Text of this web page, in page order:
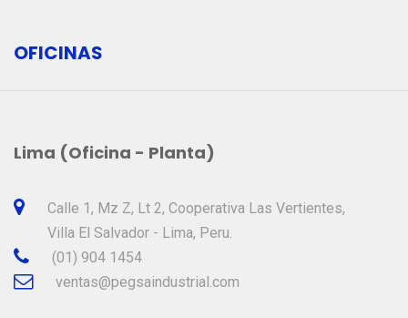
OFICINAS
Lima (Oficina - Planta)
Calle 1, Mz Z, Lt 2, Cooperativa Las Vertientes,
Villa El Salvador - Lima, Peru.
(01) 904 1454
ventas@pegsaindustrial.com